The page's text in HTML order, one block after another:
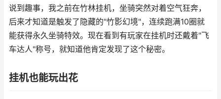
说到趣事，我之前在竹林挂机，坐骑突然对着空气狂奔，
后来才知道是触发了隐藏的"竹影幻境"，连续跑满10圈就
能获得永久坐骑特效。现在看到有玩家在挂机时还戴着"飞
车达人"称号，就知道他肯定发现了这个秘密。
挂机也能玩出花